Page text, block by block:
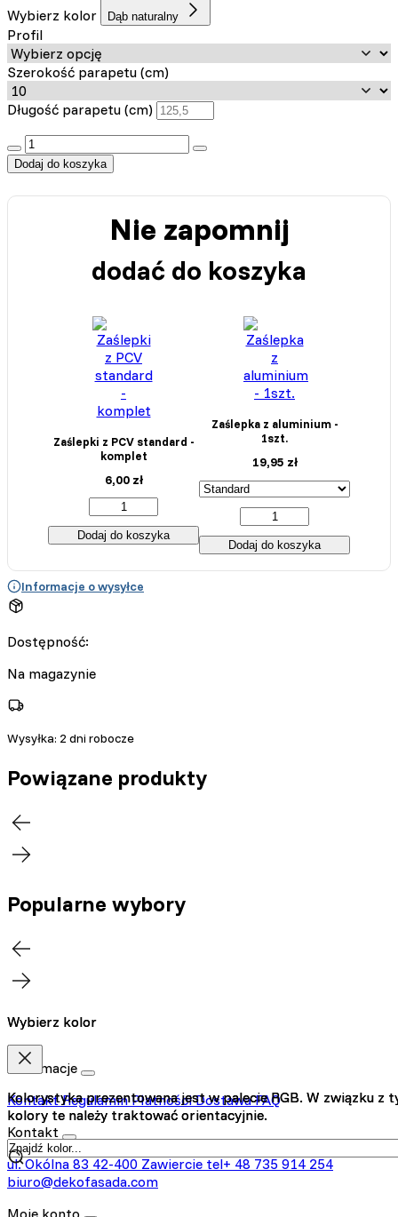
Wybierz kolor
Dąb naturalny
Profil
Szerokość parapetu (cm)
Długość parapetu (cm)
:product_name quantity
Dodaj do koszyka
Nie zapomnij
dodać do koszyka
Zaślepki z PCV standard -
komplet
6,00 zł
Dodaj do koszyka
Zaślepka z aluminium -
1szt.
19,95 zł
Dodaj do koszyka
Informacje o wysyłce
Dostępność:
Na magazynie
Wysyłka: 2 dni robocze
Powiązane produkty
Popularne wybory
Wybierz kolor
Kolorystyka prezentowana jest w palecie RGB. W związku z
kolory te należy traktować orientacyjnie.
Wybierz kolor
Kolorystyka prezentowana jest w palecie RGB. W związku z
kolory te należy traktować orientacyjnie.
Informacje
KontaktRegulaminPłatnościDostawaFAQ
Kontakt
ul. Okólna 8342-400 Zawiercietel+ 48 735 914 254
biuro@dekofasada.com
Moje konto